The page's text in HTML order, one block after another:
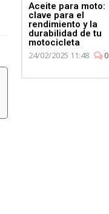
Aceite para moto:
clave para el
rendimiento y la
durabilidad de tu
motocicleta
24/02/2025 11:48
0